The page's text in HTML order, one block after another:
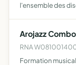
l'ensemble des
Arojazz
RNA
Formation